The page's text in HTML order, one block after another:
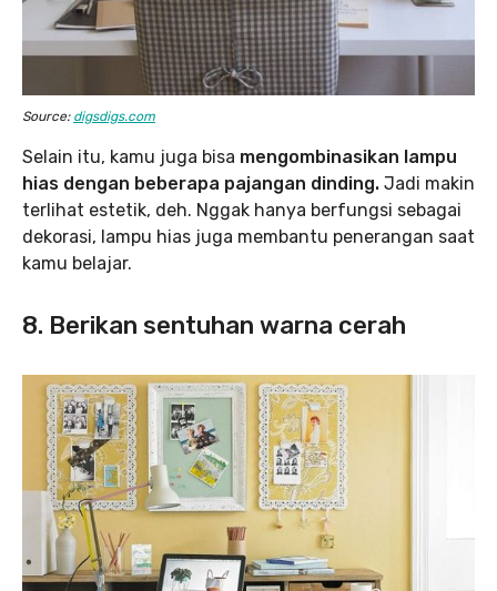
Source: digsdigs.com
Selain itu, kamu juga bisa mengombinasikan lampu
hias dengan beberapa pajangan dinding. Jadi makin
terlihat estetik, deh. Nggak hanya berfungsi sebagai
dekorasi, lampu hias juga membantu penerangan saat
kamu belajar.
8. Berikan sentuhan warna cerah